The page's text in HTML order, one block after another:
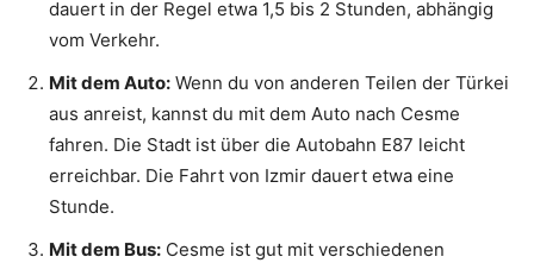
dauert in der Regel etwa 1,5 bis 2 Stunden, abhängig
vom Verkehr.
Mit dem Auto: Wenn du von anderen Teilen der Türkei
aus anreist, kannst du mit dem Auto nach Cesme
fahren. Die Stadt ist über die Autobahn E87 leicht
erreichbar. Die Fahrt von Izmir dauert etwa eine
Stunde.
Mit dem Bus: Cesme ist gut mit verschiedenen